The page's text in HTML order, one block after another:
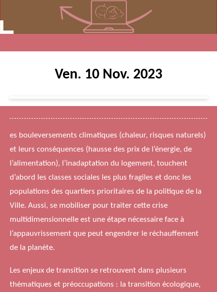
Ven. 10 Nov. 2023
es bouleversements climatiques (chaleur, risques naturels)
et leurs conséquences (hausse des prix de l’énergie, de
l’alimentation), l’inadaptation du logement, touchent
d’abord les classes sociales les plus fragiles et donc les
populations des quartiers prioritaires de la politique de la
Ville. Aussi, se mobiliser pour traiter cette crise
multidimensionnelle est une étape nécessaire face à
l’appauvrissement que peut engendrer le réchauffement
de la planète.
Les enjeux de transition se retrouvent dans plusieurs
thématiques et préoccupations : la transition écologique,